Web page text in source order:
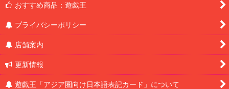
おすすめ商品：遊戯王
プライバシーポリシー
店舗案内
更新情報
遊戯王「アジア圏向け日本語表記カード」について